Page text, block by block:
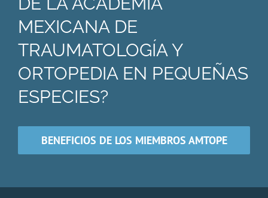
MEXICANA DE
TRAUMATOLOGÍA Y
ORTOPEDIA EN PEQUEÑAS
ESPECIES?
BENEFICIOS DE LOS MIEMBROS AMTOPE